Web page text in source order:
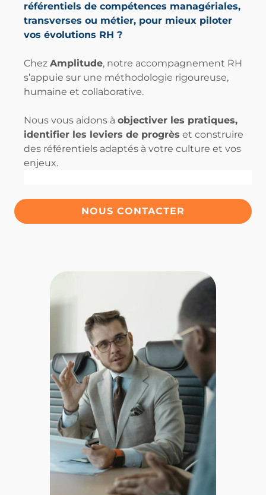
référentiels de compétences managériales,
transverses ou métier, pour mieux piloter
vos évolutions RH ?
Chez Amplitude, notre accompagnement RH
s’appuie sur une méthodologie rigoureuse,
humaine et collaborative.
Nous vous aidons à objectiver les pratiques,
identifier les leviers de progrès et construire
des référentiels adaptés à votre culture et vos
enjeux.
NOUS CONTACTER